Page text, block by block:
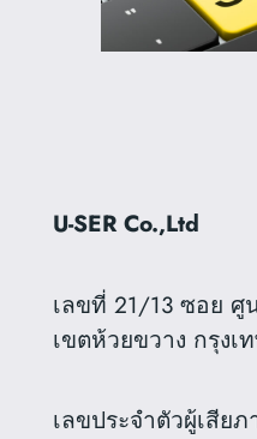
U-SER Co.,Ltd
เลขที่ 21/13 ซอย ศู
เขตห้วยขวาง กรุงเ
เลขประจำตัวผู้เสีย